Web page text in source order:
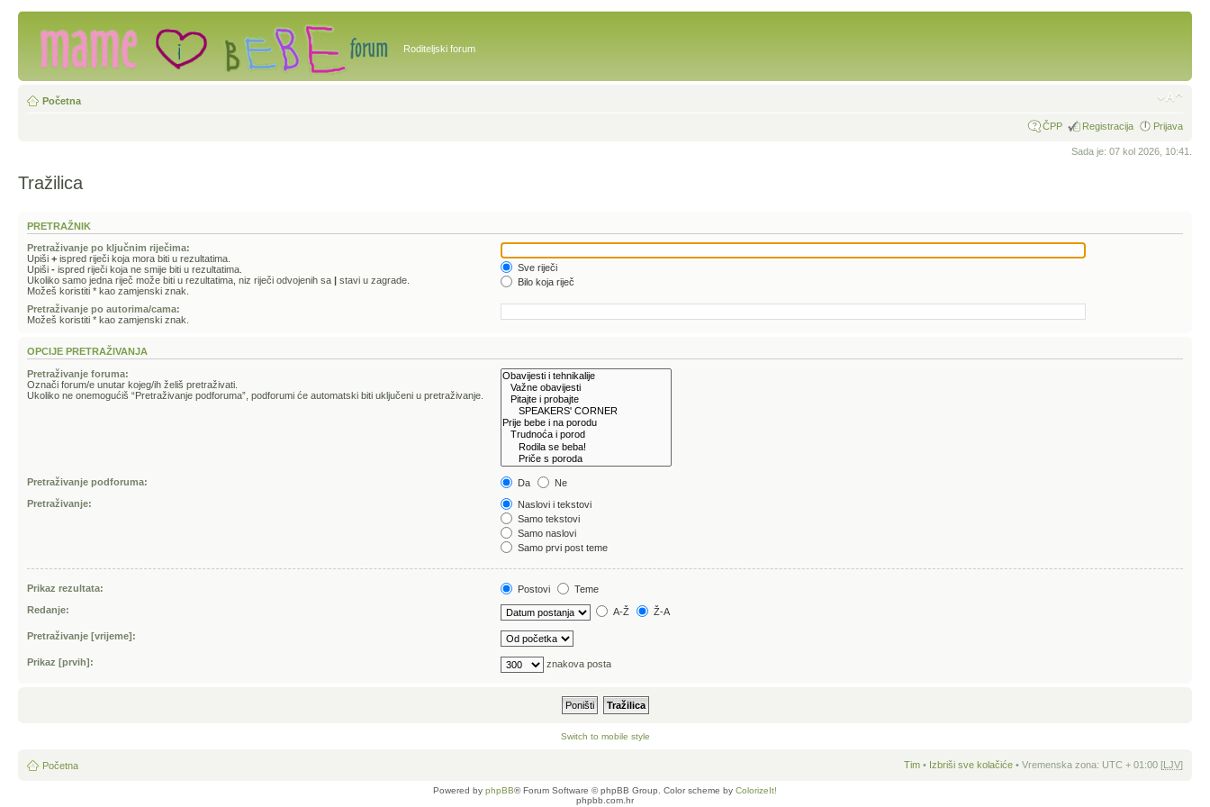
Roditeljski forum
Početna
ČPP Registracija Prijava
Sada je: 07 kol 2026, 10:41.
Tražilica
PRETRAŽNIK
Pretraživanje po ključnim riječima:
Upiši + ispred riječi koja mora biti u rezultatima.
Upiši - ispred riječi koja ne smije biti u rezultatima.
Ukoliko samo jedna riječ može biti u rezultatima, niz riječi odvojenih sa | stavi u zagrade.
Možeš koristiti * kao zamjenski znak.
Sve riječi
Bilo koja riječ
Pretraživanje po autorima/cama:
Možeš koristiti * kao zamjenski znak.
OPCIJE PRETRAŽIVANJA
Pretraživanje foruma:
Označi forum/e unutar kojeg/ih želiš pretraživati.
Ukoliko ne onemogućiš “Pretraživanje podforuma”, podforumi će automatski biti uključeni u pretraživanje.
Pretraživanje podforuma: Da
Ne
Pretraživanje:
Naslovi i tekstovi
Samo tekstovi
Samo naslovi
Samo prvi post teme
Prikaz rezultata: Postovi
Teme
Redanje:
A-Ž Ž-A
Pretraživanje [vrijeme]:
Prikaz [prvih]: znakova posta
Switch to mobile style
Početna Tim • Izbriši sve kolačiće • Vremenska zona: UTC + 01:00 [LJV]
Powered by phpBB® Forum Software © phpBB Group. Color scheme by ColorizeIt!
phpbb.com.hr